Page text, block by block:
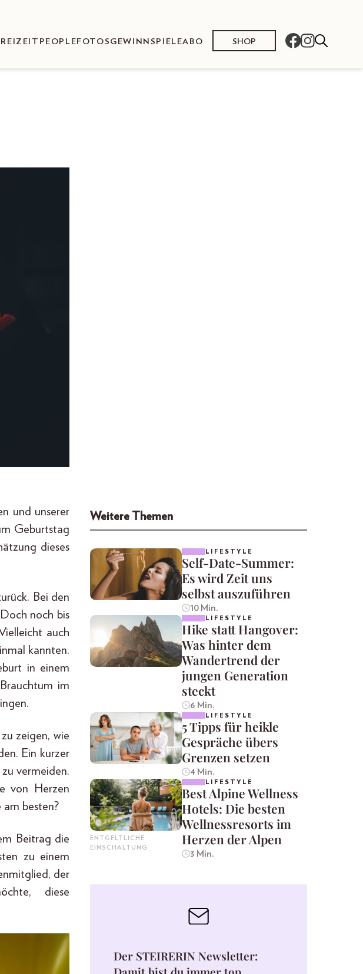
PEOPLE FOTOS GEWINNSPIELEABO SHOP
und unserer
Geburtstag
dieses
Bei den
noch bis
auch
kannten.
in einem
im
zeigen, wie
Ein kurzer
vermeiden.
von Herzen
besten?
Beitrag die
zu einem
der
diese
Weitere Themen
LIFESTYLE
Self-Date-Summer:
Es wird Zeit uns
selbst auszuführen
10 Min.
LIFESTYLE
Hike statt Hangover:
Was hinter dem
Wandertrend der
jungen Generation
steckt
6 Min.
LIFESTYLE
5 Tipps für heikle
Gespräche übers
Grenzen setzen
4 Min.
ENTGELTLICHE
EINSCHALTUNG
LIFESTYLE
Best Alpine Wellness
Hotels: Die besten
Wellnessresorts im
Herzen der Alpen
3 Min.
Der STEIRERIN Newsletter: